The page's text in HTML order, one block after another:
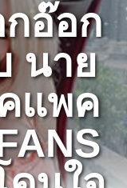
อ๊อก
นาย
แพค